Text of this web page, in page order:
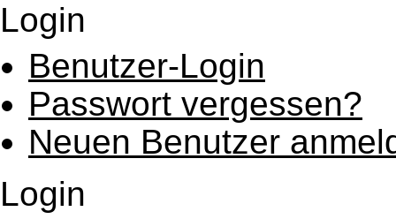
Login
Benutzer-Login
Passwort vergessen?
Neuen Benutzer
Login